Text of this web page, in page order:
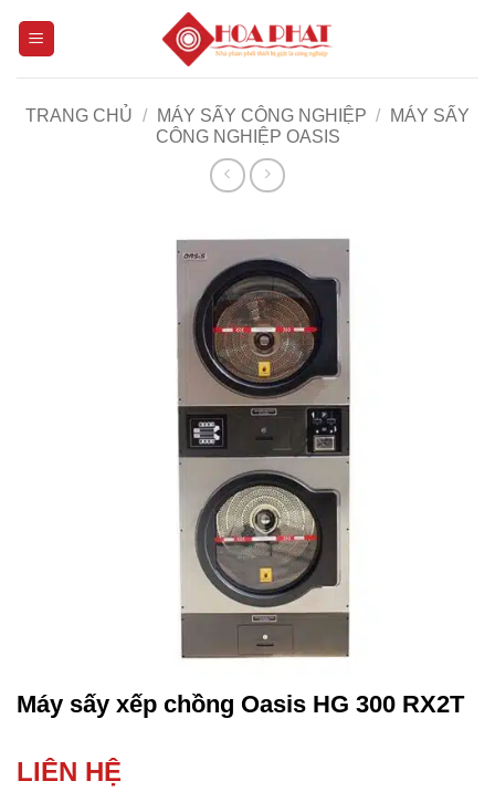
TRANG CHỦ / MÁY SẤY CÔNG NGHIỆP /
MÁY SẤY
CÔNG NGHIỆP OASIS
Máy sấy xếp chồng Oasis HG 300 RX2T
LIÊN HỆ